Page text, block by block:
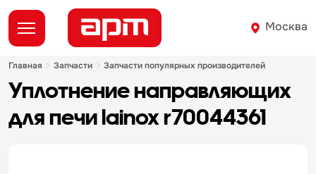
Москва
главная запчасти запчасти популярных производителей
уплотнение направляющих
для печи lainox r70044361